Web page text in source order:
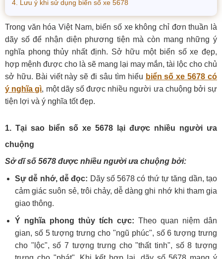
4. Lưu ý khi sử dụng biển số xe 5678
Trong văn hóa Việt Nam, biển số xe không chỉ đơn thuần là
dãy số để nhận diện phương tiện mà còn mang những ý
nghĩa phong thủy nhất định. Sở hữu một biển số xe đẹp,
hợp mệnh được cho là sẽ mang lại may mắn, tài lộc cho chủ
sở hữu. Bài viết này sẽ đi sâu tìm hiểu biển số xe 5678 có
ý nghĩa gì, một dãy số được nhiều người ưa chuộng bởi sự
tiện lợi và ý nghĩa tốt đẹp.
1. Tại sao biển số xe 5678 lại được nhiều người ưa
chuộng
Sở dĩ số 5678 được nhiều người ưa chuộng bởi:
Sự dễ nhớ, dễ đọc: Dãy số 5678 có thứ tự tăng dần, tạo
cảm giác suôn sẻ, trôi chảy, dễ dàng ghi nhớ khi tham gia
giao thông.
Ý nghĩa phong thủy tích cực: Theo quan niệm dân
gian, số 5 tượng trưng cho "ngũ phúc", số 6 tượng trưng
cho "lộc", số 7 tượng trưng cho "thất tinh", số 8 tượng